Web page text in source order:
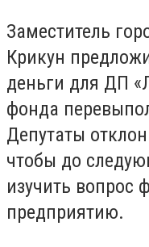
Заместитель
Крикун
деньги для ДП «
фонда
Депутаты
чтобы до
изучить
предприятию.